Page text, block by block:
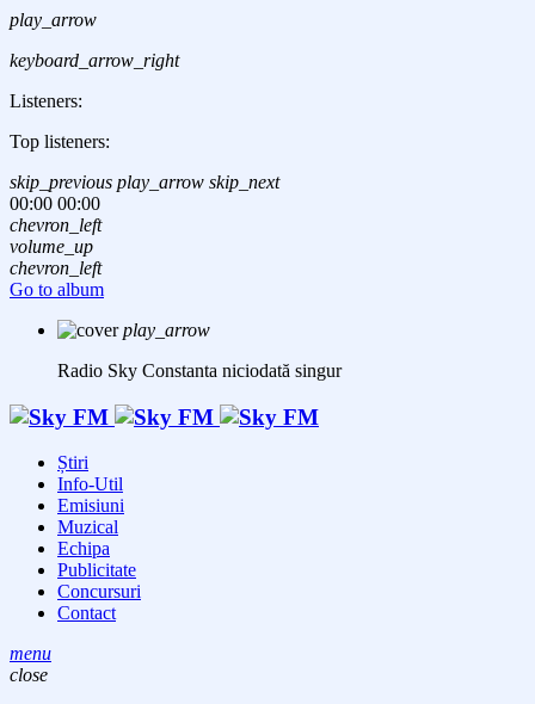
play_arrow
keyboard_arrow_right
Listeners:
Top listeners:
skip_previous play_arrow skip_next
00:00 00:00
chevron_left
volume_up
chevron_left
Go to album
play_arrow
Radio Sky Constanta niciodată singur
Știri
Info-Util
Emisiuni
Muzical
Echipa
Publicitate
Concursuri
Contact
menu
close